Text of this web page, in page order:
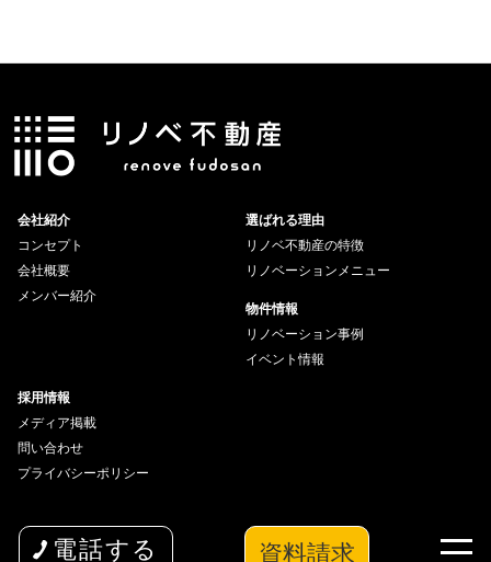
電話する 資料請求
会社紹介
コンセプト
会社概要
メンバー紹介
選ばれる理由
リノベ不動産の特徴
リノベーションメニュー
物件情報
リノベーション事例
イベント情報
採用情報
メディア掲載
問い合わせ
プライバシーポリシー